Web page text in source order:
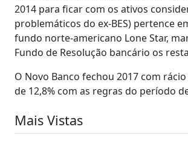
2014 para ficar com os ativos
problemáticos do ex-BES) pertence
fundo norte-americano Lone Star,
Fundo de Resolução bancário os
O Novo Banco fechou 2017 com rácio
de 12,8% com as regras do período
Mais Vistas